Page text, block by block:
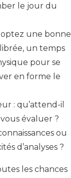
le jour du
une bonne
un temps
pour se
en forme le
: qu’attend-il
évaluer ?
ou
d’analyses ?
les chances